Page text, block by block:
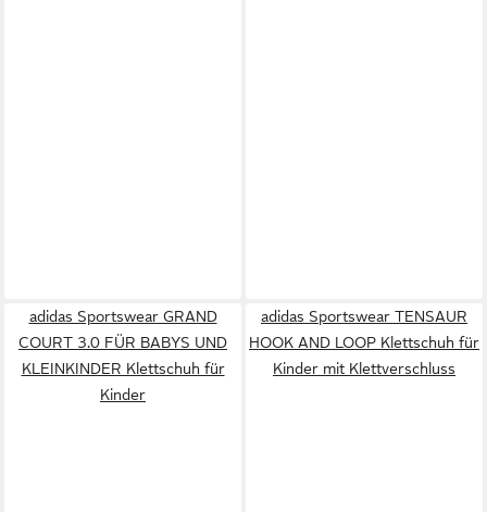
adidas Sportswear GRAND
COURT 3.0 FÜR BABYS UND
KLEINKINDER Klettschuh für
Kinder
adidas Sportswear TENSAUR
HOOK AND LOOP Klettschuh für
Kinder mit Klettverschluss